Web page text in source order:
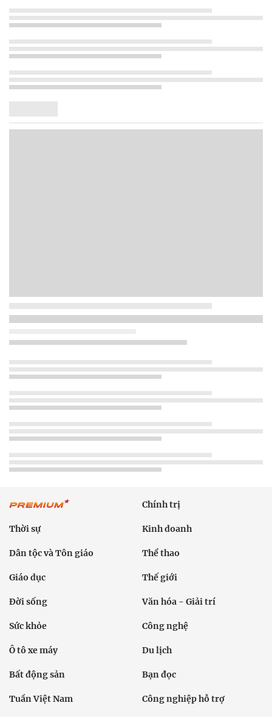
Chính trị
Thời sự Kinh doanh
Dân tộc và Tôn giáo Thể thao
Giáo dục Thế giới
Đời sống Văn hóa - Giải trí
Sức khỏe Công nghệ
Ô tô xe máy Du lịch
Bất động sản Bạn đọc
Tuần Việt Nam Công nghiệp hỗ trợ